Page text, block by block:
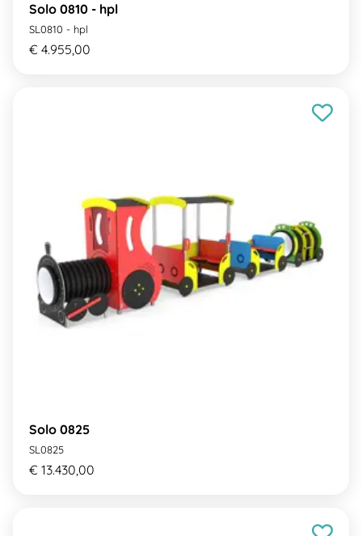
Solo 0810 - hpl
SL0810 - hpl
€ 4.955,00
Solo 0825
SL0825
€ 13.430,00